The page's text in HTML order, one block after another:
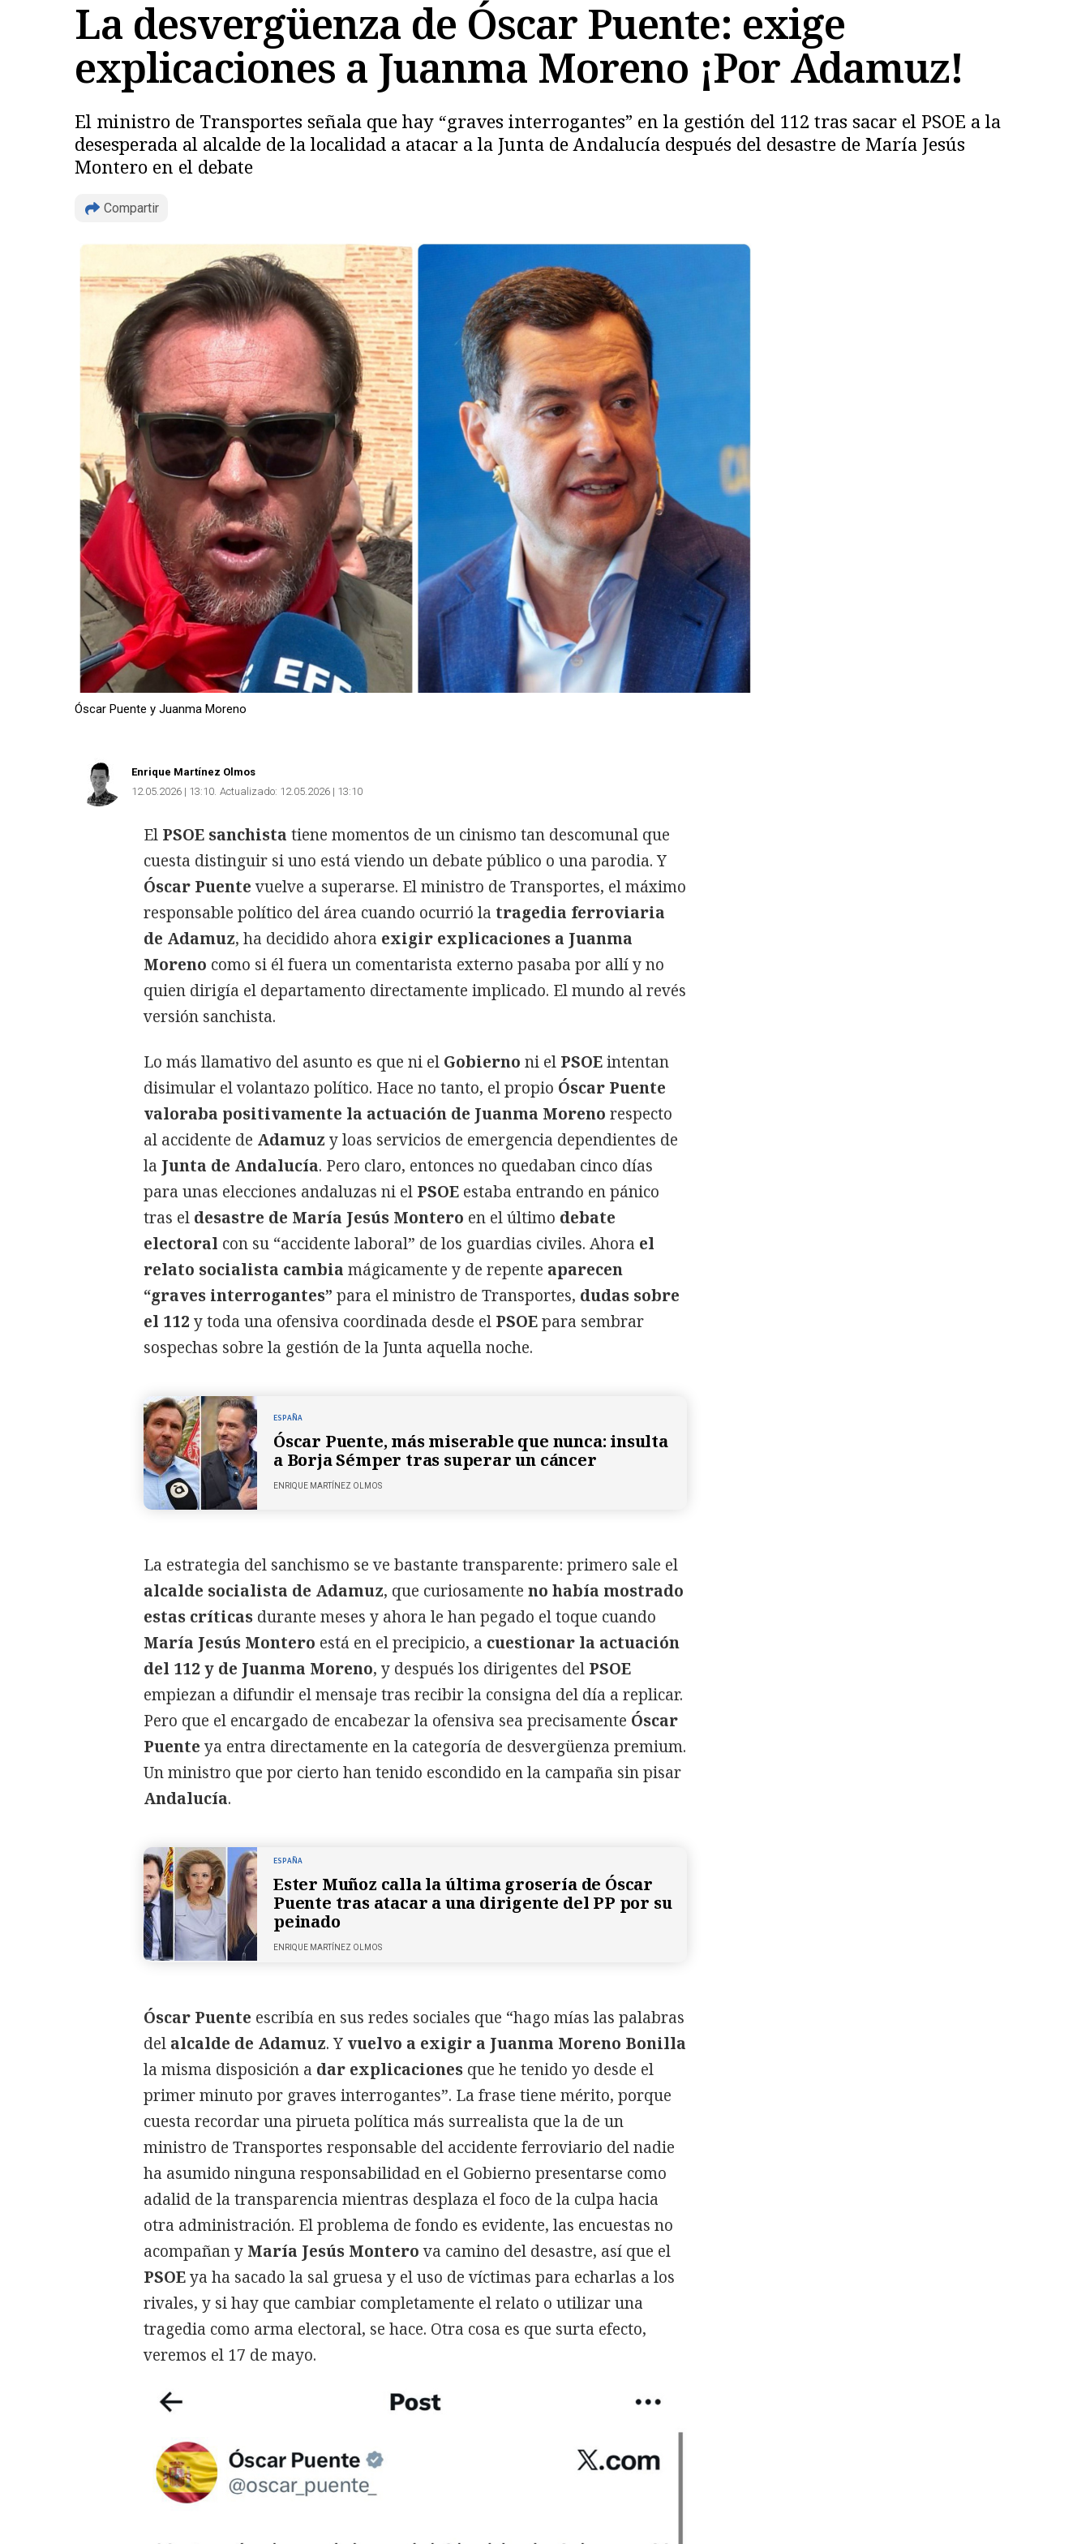
La desvergüenza de Óscar Puente: exige
explicaciones a Juanma Moreno ¡Por Adamuz!
El ministro de Transportes señala que hay “graves interrogantes” en la gestión del 112 tras sacar el PSOE a la
desesperada al alcalde de la localidad a atacar a la Junta de Andalucía después del desastre de María Jesús
Montero en el debate
Compartir
Óscar Puente y Juanma Moreno
Enrique Martínez Olmos
12.05.2026 | 13:10 Actualizado: 12.05.2026 | 13:10
El PSOE sanchista tiene momentos de un cinismo tan descomunal que
cuesta distinguir si uno está viendo un debate público o una parodia. Y
Óscar Puentevuelve a superarse. El ministro de Transportes, el máximo
responsable político del área cuando ocurrió la tragedia ferroviaria
de Adamuz, ha decidido ahora exigir explicaciones a Juanma
Moreno como si él fuera un comentarista externo pasaba por allí y no
quien dirigía el departamento directamente implicado. El mundo al revés
versión sanchista.
Lo más llamativo del asunto es que ni el Gobierno ni el PSOEintentan
disimular el volantazo político. Hace no tanto, el propio Óscar Puente
valoraba positivamente la actuación de Juanma Moreno respecto
al accidente de Adamuz y loas servicios de emergencia dependientes de
la Junta de Andalucía. Pero claro, entonces no quedaban cinco días
para unas elecciones andaluzas ni el PSOE estaba entrando en pánico
tras el desastre de María Jesús Montero en el último debate
electoral con su “accidente laboral” de los guardias civiles. Ahora el
relato socialista cambia mágicamente y de repente aparecen
“graves interrogantes” para el ministro de Transportes, dudas sobre
el 112 y toda una ofensiva coordinada desde el PSOEpara sembrar
sospechas sobre la gestión de la Junta aquella noche.
ESPAÑA
Óscar Puente, más miserable que nunca: insulta
a Borja Sémper tras superar un cáncer
ENRIQUE MARTÍNEZ OLMOS
La estrategia del sanchismo se ve bastante transparente: primero sale el
alcalde socialista de Adamuz, que curiosamente no había mostrado
estas críticas durante meses y ahora le han pegado el toque cuando
María Jesús Montero está en el precipicio, a cuestionar la actuación
del 112 y de Juanma Moreno, y después los dirigentes del PSOE
empiezan a difundir el mensaje tras recibir la consigna del día a replicar.
Pero que el encargado de encabezar la ofensiva sea precisamente Óscar
Puente ya entra directamente en la categoría de desvergüenza premium.
Un ministro que por cierto han tenido escondido en la campaña sin pisar
Andalucía.
ESPAÑA
Ester Muñoz calla la última grosería de Óscar
Puente tras atacar a una dirigente del PP por su
peinado
ENRIQUE MARTÍNEZ OLMOS
Óscar Puente escribía en sus redes sociales que “hago mías las palabras
del alcalde de Adamuz. Y vuelvo a exigir a Juanma Moreno Bonilla
la misma disposición a dar explicaciones que he tenido yo desde el
primer minuto por graves interrogantes”. La frase tiene mérito, porque
cuesta recordar una pirueta política más surrealista que la de un
ministro de Transportes responsable del accidente ferroviario del nadie
ha asumido ninguna responsabilidad en el Gobierno presentarse como
adalid de la transparencia mientras desplaza el foco de la culpa hacia
otra administración. El problema de fondo es evidente, las encuestas no
acompañan y María Jesús Monterova camino del desastre, así que el
PSOEya ha sacado la sal gruesa y el uso de víctimas para echarlas a los
rivales, y si hay que cambiar completamente el relato o utilizar una
tragedia como arma electoral, se hace. Otra cosa es que surta efecto,
veremos el 17 de mayo.